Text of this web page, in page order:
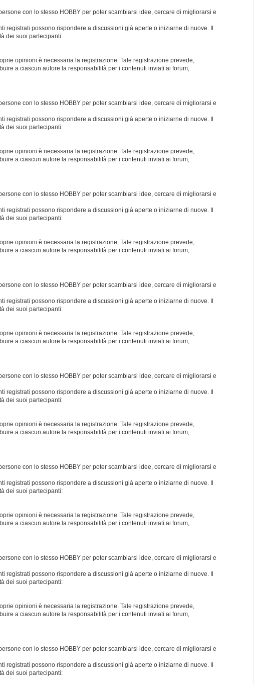
con lo stesso HOBBY per poter scambiarsi idee, cercare di migliorarsi e
possono rispondere a discussioni già aperte o iniziarne di nuove. Il
dei suoi partecipanti:
opinioni è necessaria la registrazione. Tale registrazione prevede,
a ciascun autore la responsabilità per i contenuti inviati ai forum,
con lo stesso HOBBY per poter scambiarsi idee, cercare di migliorarsi e
possono rispondere a discussioni già aperte o iniziarne di nuove. Il
dei suoi partecipanti:
opinioni è necessaria la registrazione. Tale registrazione prevede,
a ciascun autore la responsabilità per i contenuti inviati ai forum,
con lo stesso HOBBY per poter scambiarsi idee, cercare di migliorarsi e
possono rispondere a discussioni già aperte o iniziarne di nuove. Il
dei suoi partecipanti:
opinioni è necessaria la registrazione. Tale registrazione prevede,
a ciascun autore la responsabilità per i contenuti inviati ai forum,
con lo stesso HOBBY per poter scambiarsi idee, cercare di migliorarsi e
possono rispondere a discussioni già aperte o iniziarne di nuove. Il
dei suoi partecipanti:
opinioni è necessaria la registrazione. Tale registrazione prevede,
a ciascun autore la responsabilità per i contenuti inviati ai forum,
con lo stesso HOBBY per poter scambiarsi idee, cercare di migliorarsi e
possono rispondere a discussioni già aperte o iniziarne di nuove. Il
dei suoi partecipanti:
opinioni è necessaria la registrazione. Tale registrazione prevede,
a ciascun autore la responsabilità per i contenuti inviati ai forum,
con lo stesso HOBBY per poter scambiarsi idee, cercare di migliorarsi e
possono rispondere a discussioni già aperte o iniziarne di nuove. Il
dei suoi partecipanti:
opinioni è necessaria la registrazione. Tale registrazione prevede,
a ciascun autore la responsabilità per i contenuti inviati ai forum,
con lo stesso HOBBY per poter scambiarsi idee, cercare di migliorarsi e
possono rispondere a discussioni già aperte o iniziarne di nuove. Il
dei suoi partecipanti:
opinioni è necessaria la registrazione. Tale registrazione prevede,
a ciascun autore la responsabilità per i contenuti inviati ai forum,
con lo stesso HOBBY per poter scambiarsi idee, cercare di migliorarsi e
possono rispondere a discussioni già aperte o iniziarne di nuove. Il
dei suoi partecipanti: